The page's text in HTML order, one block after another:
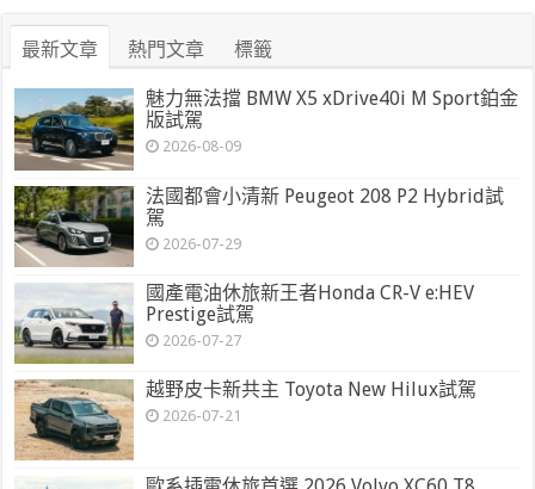
最新文章 熱門文章 標籤
魅力無法擋 BMW X5 xDrive40i M Sport鉑金
版試駕
2026-08-09
法國都會小清新 Peugeot 208 P2 Hybrid試
駕
2026-07-29
國產電油休旅新王者Honda CR-V e:HEV
Prestige試駕
2026-07-27
越野皮卡新共主 Toyota New Hilux試駕
2026-07-21